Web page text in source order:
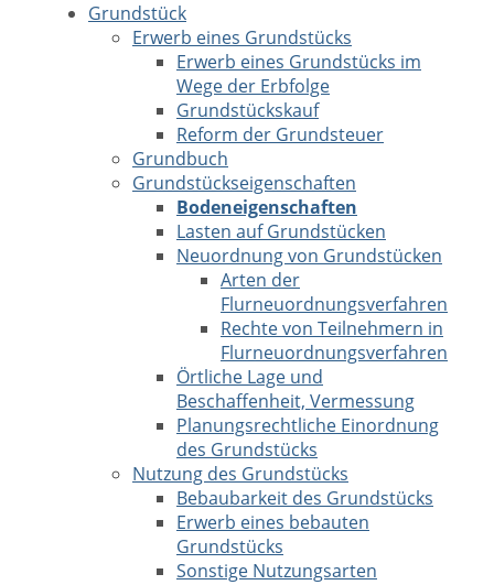
Grundstück
Erwerb eines Grundstücks
Erwerb eines Grundstücks im
Wege der Erbfolge
Grundstückskauf
Reform der Grundsteuer
Grundbuch
Grundstückseigenschaften
Bodeneigenschaften
Lasten auf Grundstücken
Neuordnung von Grundstücken
Arten der
Flurneuordnungsverfahren
Rechte von Teilnehmern in
Flurneuordnungsverfahren
Örtliche Lage und
Beschaffenheit, Vermessung
Planungsrechtliche Einordnung
des Grundstücks
Nutzung des Grundstücks
Bebaubarkeit des Grundstücks
Erwerb eines bebauten
Grundstücks
Sonstige Nutzungsarten